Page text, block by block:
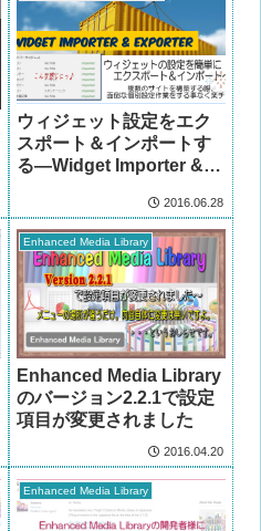
ウィジェット設定をエク
スポート＆インポートす
る―Widget Importer &
2016.06.28
Enhanced Media Library
Enhanced Media Library
のバージョン2.2.1で設定
項目が変更されました
2016.04.20
Enhanced Media Library